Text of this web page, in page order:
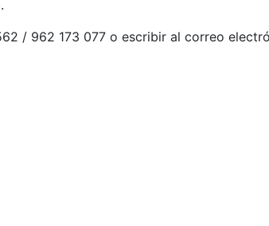
/ 962 173 077 o escribir al correo